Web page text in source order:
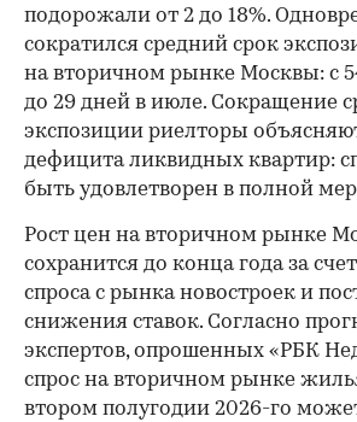
подорожали от 2 до 18%.
сократился средний срок
на вторичном рынке Москвы: с
до 29 дней в июле. Сокращение
экспозиции риелторы
дефицита ликвидных квартир:
быть удовлетворен в полной
Рост цен на вторичном рынке
сохранится до конца года за
спроса с рынка новостроек и
снижения ставок. Согласно
экспертов, опрошенных «РБК
спрос на вторичном рынке
втором полугодии 2026-го